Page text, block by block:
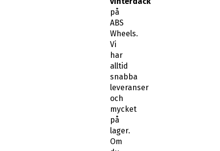
på
ABS
Wheels.
Vi
har
alltid
snabba
leveranser
och
mycket
på
lager.
Om
du